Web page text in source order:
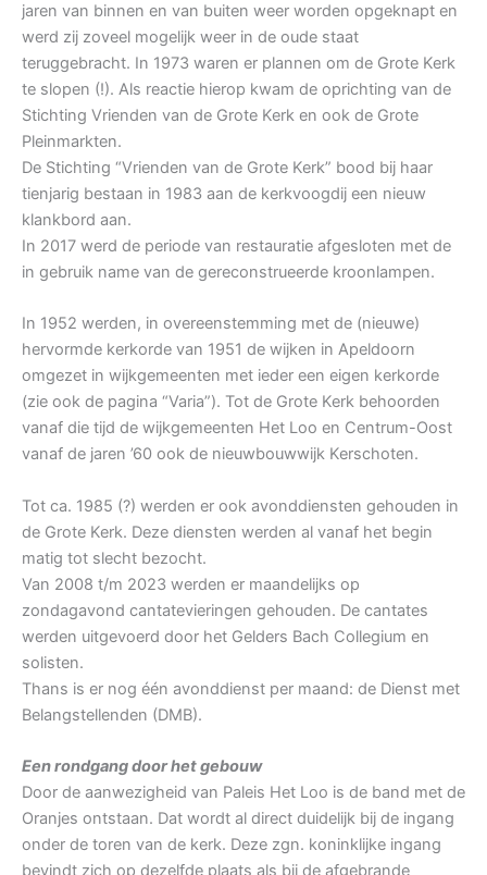
jaren van binnen en van buiten weer worden opgeknapt en
werd zij zoveel mogelijk weer in de oude staat
teruggebracht. In 1973 waren er plannen om de Grote Kerk
te slopen (!). Als reactie hierop kwam de oprichting van de
Stichting Vrienden van de Grote Kerk en ook de Grote
Pleinmarkten.
De Stichting “Vrienden van de Grote Kerk” bood bij haar
tienjarig bestaan in 1983 aan de kerkvoogdij een nieuw
klankbord aan.
In 2017 werd de periode van restauratie afgesloten met de
in gebruik name van de gereconstrueerde kroonlampen.
In 1952 werden, in overeenstemming met de (nieuwe)
hervormde kerkorde van 1951 de wijken in Apeldoorn
omgezet in wijkgemeenten met ieder een eigen kerkorde
(zie ook de pagina “Varia”). Tot de Grote Kerk behoorden
vanaf die tijd de wijkgemeenten Het Loo en Centrum-Oost
vanaf de jaren ’60 ook de nieuwbouwwijk Kerschoten.
Tot ca. 1985 (?) werden er ook avonddiensten gehouden in
de Grote Kerk. Deze diensten werden al vanaf het begin
matig tot slecht bezocht.
Van 2008 t/m 2023 werden er maandelijks op
zondagavond cantatevieringen gehouden. De cantates
werden uitgevoerd door het Gelders Bach Collegium en
solisten.
Thans is er nog één avonddienst per maand: de Dienst met
Belangstellenden (DMB).
Een rondgang door het gebouw
Door de aanwezigheid van Paleis Het Loo is de band met de
Oranjes ontstaan. Dat wordt al direct duidelijk bij de ingang
onder de toren van de kerk. Deze zgn. koninklijke ingang
bevindt zich op dezelfde plaats als bij de afgebrande